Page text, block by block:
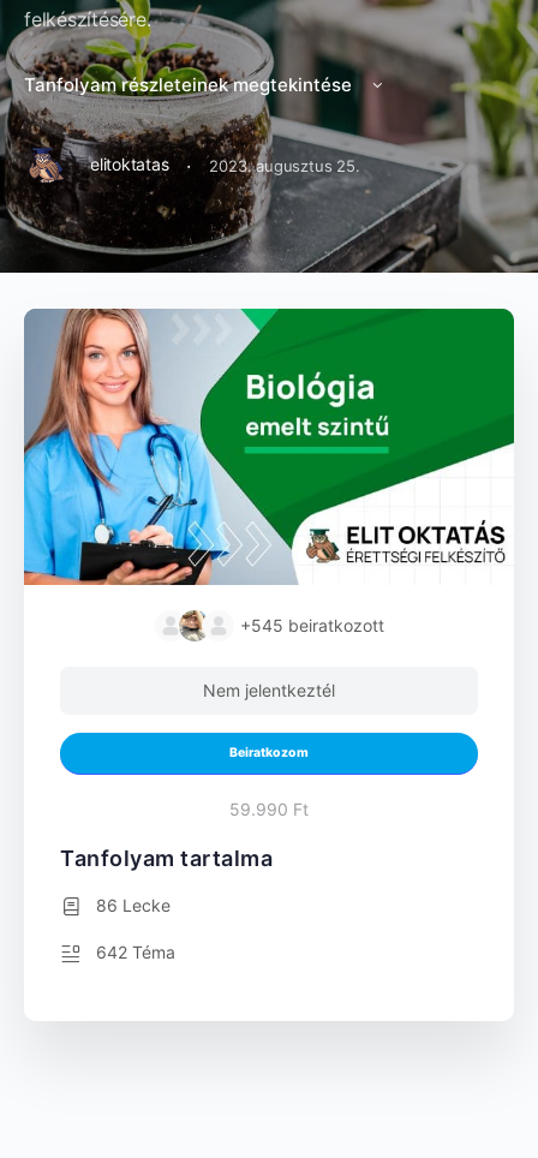
felkészítésére.
Tanfolyam részleteinek megtekintése
elitoktatas · 2023. augusztus 25.
+545 beiratkozott
Nem jelentkeztél
Beiratkozom
59.990 Ft
Tanfolyam tartalma
86 Lecke
642 Téma